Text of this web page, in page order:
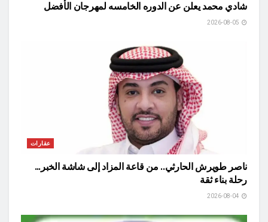
شادي محمد يعلن عن الدوره الخامسه لمهرجان الأفضل
عقارات
ناصر طويرش الحارثي.. من قاعة المزاد إلى شاشة الخبر…
رحلة بناء ثقة